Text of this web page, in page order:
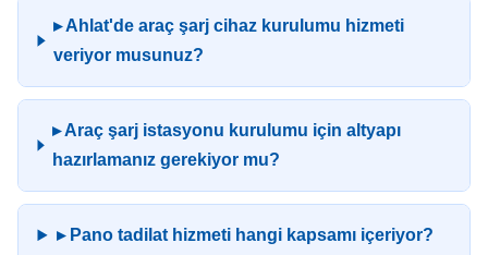
▸ Ahlat'de araç şarj cihaz kurulumu hizmeti
veriyor musunuz?
▸ Araç şarj istasyonu kurulumu için altyapı
hazırlamanız gerekiyor mu?
▸ Pano tadilat hizmeti hangi kapsamı içeriyor?